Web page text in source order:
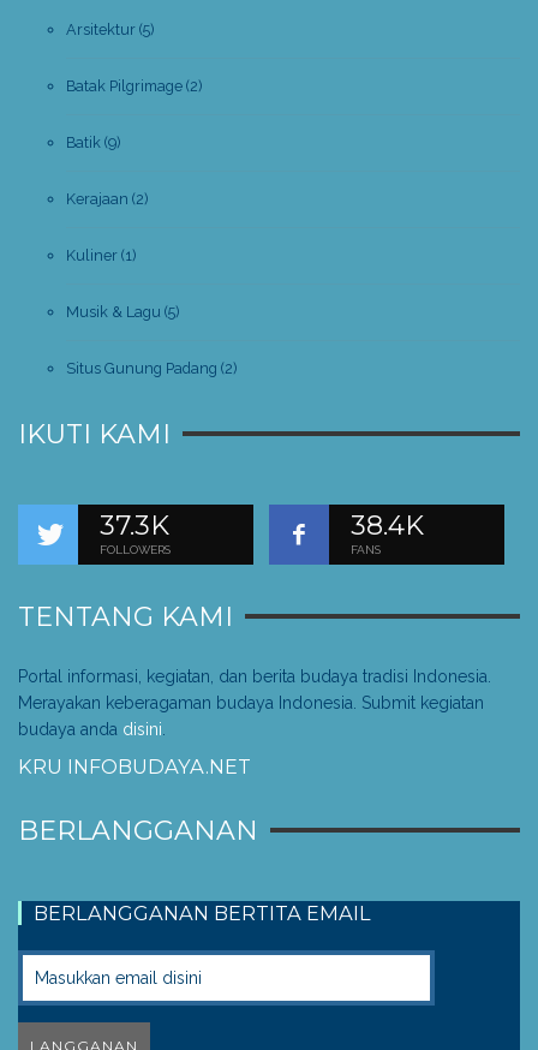
Arsitektur (5)
Batak Pilgrimage (2)
Batik (9)
Kerajaan (2)
Kuliner (1)
Musik & Lagu (5)
Situs Gunung Padang (2)
IKUTI KAMI
37.3K
FOLLOWERS
38.4K
FANS
TENTANG KAMI
Portal informasi, kegiatan, dan berita budaya tradisi Indonesia.
Merayakan keberagaman budaya Indonesia. Submit kegiatan
budaya anda disini
KRU INFOBUDAYA.NET
BERLANGGANAN
BERLANGGANAN BERTITA EMAIL